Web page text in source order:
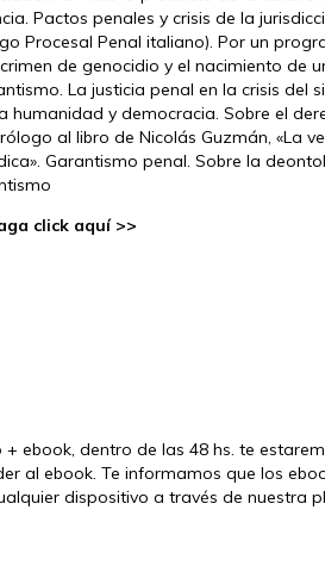
Pactos penales y crisis de la
Procesal Penal italiano). Por un
de genocidio y el nacimiento de
La justicia penal en la crisis del
humanidad y democracia. Sobre el
al libro de Nicolás Guzmán, «La
Garantismo penal. Sobre la
click aquí >>
+ ebook, dentro de las 48 hs. te
al ebook. Te informamos que los
dispositivo a través de nuestra